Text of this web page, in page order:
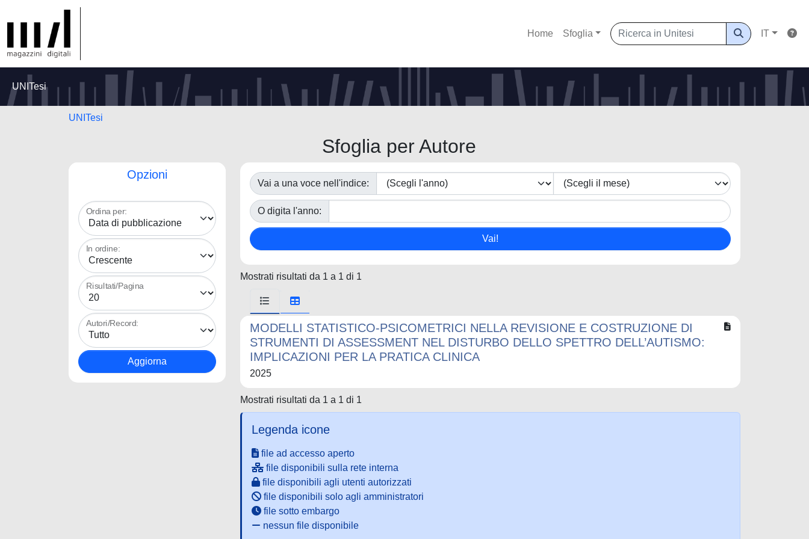
Home Sfoglia IT
UNITesi
UNITesi
Sfoglia per Autore
Opzioni
Ordina per:
In ordine:
Risultati/Pagina
Autori/Record:
Vai a una voce nell'indice:
O digita l'anno:
Mostrati risultati da 1 a 1 di 1
MODELLI STATISTICO-PSICOMETRICI NELLA REVISIONE E COSTRUZIONE DI
STRUMENTI DI ASSESSMENT NEL DISTURBO DELLO SPETTRO DELL’AUTISMO:
IMPLICAZIONI PER LA PRATICA CLINICA
2025
Mostrati risultati da 1 a 1 di 1
Legenda icone
file ad accesso aperto
file disponibili sulla rete interna
file disponibili agli utenti autorizzati
file disponibili solo agli amministratori
file sotto embargo
nessun file disponibile